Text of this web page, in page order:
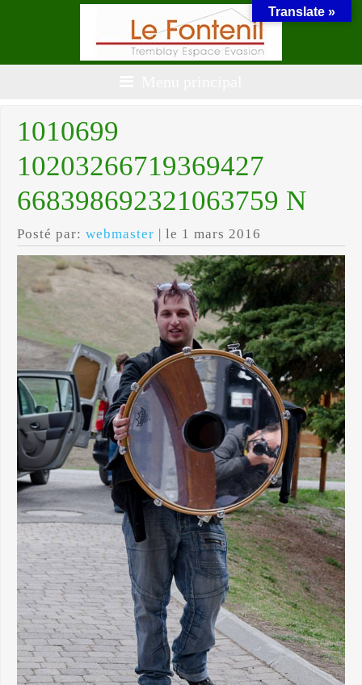
1010699
10203266719369427
668398692321063759 N
Posté par: webmaster | le 1 mars 2016
Translate »